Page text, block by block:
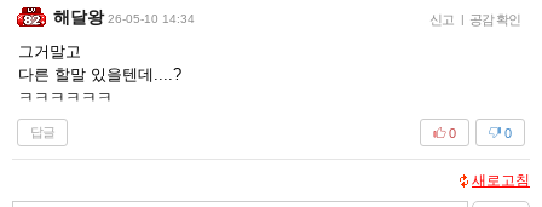
해달왕 26-05-10 14:34 신고 | 공감 확인
그거말고
다른 할말 있을텐데....?
ㅋㅋㅋㅋㅋㅋ
답글 0
0
새로고침